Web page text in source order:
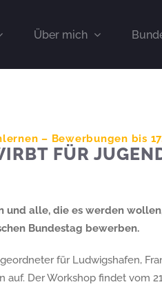
Über mich
– Bewerbungen bis
FÜR
alle, die es werden
Bundestag bewerben.
für Ludwigshafen,
Der Workshop findet vom